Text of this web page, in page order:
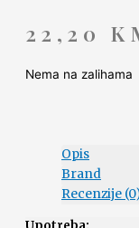
22,20
Nema na zalihama
Opis
Brand
Recenzije